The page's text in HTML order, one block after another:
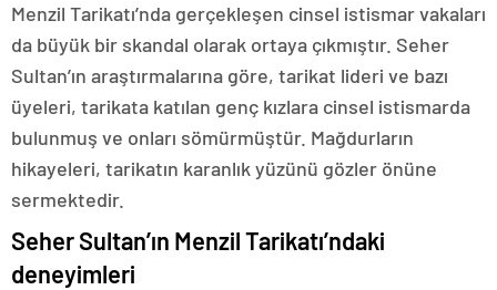
Menzil Tarikatı’nda gerçekleşen cinsel istismar vakaları
da büyük bir skandal olarak ortaya çıkmıştır. Seher
Sultan’ın araştırmalarına göre, tarikat lideri ve bazı
üyeleri, tarikata katılan genç kızlara cinsel istismarda
bulunmuş ve onları sömürmüştür. Mağdurların
hikayeleri, tarikatın karanlık yüzünü gözler önüne
sermektedir.
Seher Sultan’ın Menzil Tarikatı’ndaki
deneyimleri